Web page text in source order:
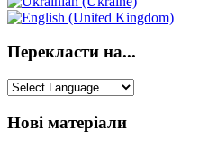
Перекласти на...
Нові матеріали